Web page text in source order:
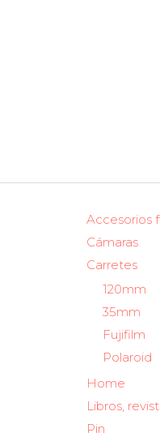
Accesorios
Cámaras
Carretes
120mm
35mm
Fujifilm
Polaroid
Home
Libros,
Pin